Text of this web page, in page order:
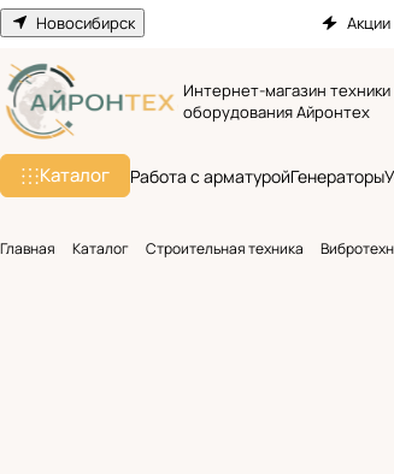
Новосибирск Акции
Интернет-магазин техники
оборудования Айронтех
Каталог Работа с арматуройГенераторы
Главная Каталог Строительная техника